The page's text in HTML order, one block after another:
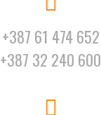
+387 61 474 652
+387 32 240 600